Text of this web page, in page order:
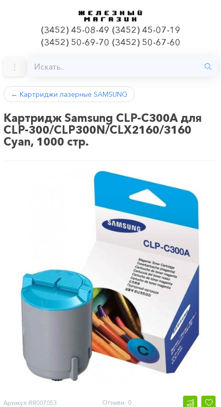
(3452) 45-08-49 (3452) 45-07-19
(3452) 50-69-70 (3452) 50-67-60
← Картриджи лазерные SAMSUNG
Картридж Samsung CLP-C300A для
CLP-300/CLP300N/CLX2160/3160
Cyan, 1000 стр.
Артикул ЯЯ007053 Отзывы: 0